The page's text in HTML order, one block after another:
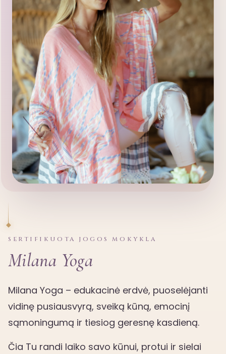
SERTIFIKUOTA JOGOS MOKYKLA
Milana Yoga
Milana Yoga – edukacinė erdvė, puoselėjanti
vidinę pusiausvyrą, sveiką kūną, emocinį
sąmoningumą ir tiesiog geresnę kasdieną.
Čia Tu randi laiko savo kūnui, protui ir sielai